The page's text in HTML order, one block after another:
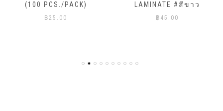
(100 PCS./PACK)
฿25.00
LAMINATE #สีขาว
฿ 45.00